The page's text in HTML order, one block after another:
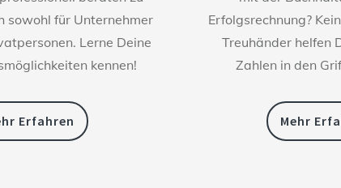
sowohl für Unternehmer
Lerne Deine
kennen!
Erfahren
Erfolgsrechnung?
Treuhänder helfen
Zahlen in den
Mehr